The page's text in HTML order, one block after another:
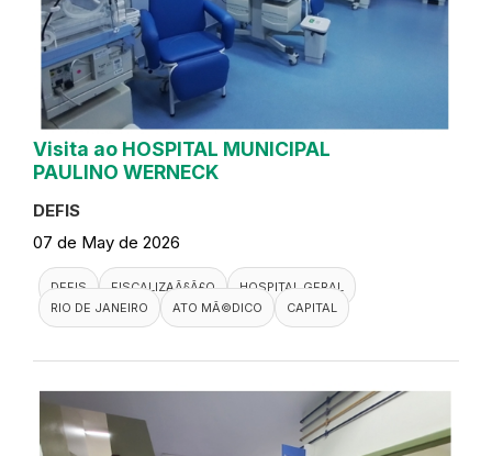
Visita ao HOSPITAL MUNICIPAL
PAULINO WERNECK
DEFIS
07 de May de 2026
DEFIS FISCALIZAÃ§Ã£O
HOSPITAL GERAL
RIO DE JANEIRO
ATO MÃ©DICO CAPITAL